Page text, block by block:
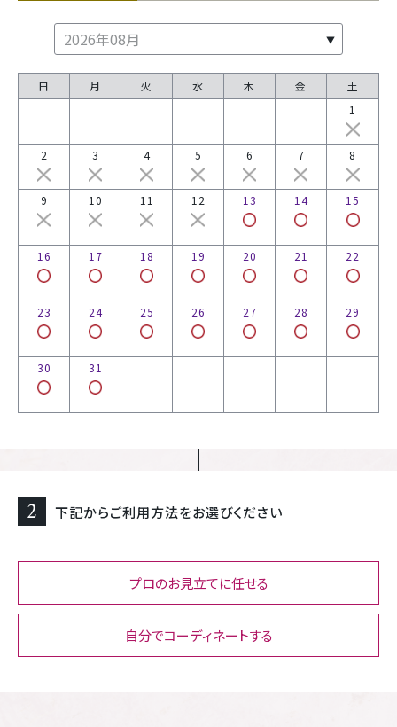
日 月 火 水 木 金
土
1
2 3 4 5 6 7 8
9 10 11 12 13 14 15
16 17 18 19 20 21 22
23 24 25 26 27 28 29
30 31
2 下記からご利用方法をお選びください
プロのお見立てに任せる
自分でコーディネートする